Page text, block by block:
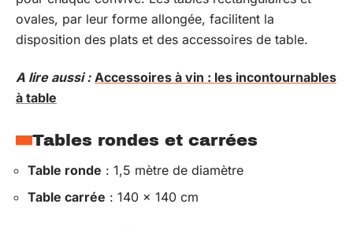
ovales, par leur forme allongée, facilitent la
disposition des plats et des accessoires de table.
A lire aussi : Accessoires à vin : les incontournables
à table
Tables rondes et carrées
Table ronde : 1,5 mètre de diamètre
Table carrée : 140 x 140 cm